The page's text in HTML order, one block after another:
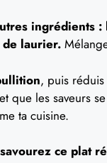
ingrédients
laurier.
, puis
que les saveurs
ta cuisine.
ce plat